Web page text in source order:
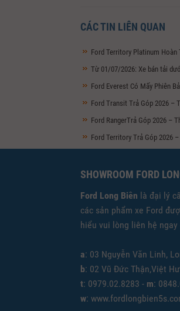
CÁC TIN LIÊN QUAN
Ford Territory Platinum Hoàn
Từ 01/07/2026: Xe bán tải
Ford Everest Có Mấy Phiên
Ford Transit Trả Góp 2026 –
Ford RangerTrả Góp 2026 –
Ford Territory Trả Góp 2026
SHOWROOM FORD
Ford Long Biên là đại lý
các sản phẩm xe Ford
hiểu vui lòng liên hệ
a: 03 Nguyễn Văn Linh,
b: 02 Vũ Đức Thận,Việt
t: 0979.02.8283 - m:
w: